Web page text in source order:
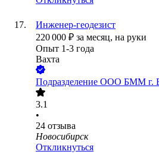
Инженер-геодезист
220 000 ₽ за месяц, на руки
Опыт 1-3 года
Вахта
Подразделение ООО БММ г.
3.1
•
24 отзыва
Новосибирск
Откликнуться